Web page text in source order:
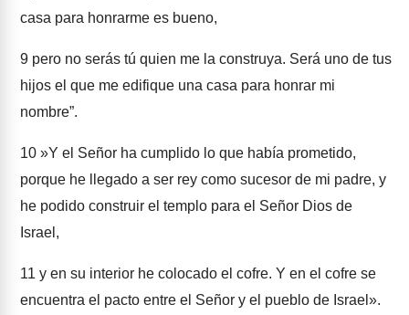
casa para honrarme es bueno,
9 pero no serás tú quien me la construya. Será uno de tus
hijos el que me edifique una casa para honrar mi
nombre”.
10 »Y el Señor ha cumplido lo que había prometido,
porque he llegado a ser rey como sucesor de mi padre, y
he podido construir el templo para el Señor Dios de
Israel,
11 y en su interior he colocado el cofre. Y en el cofre se
encuentra el pacto entre el Señor y el pueblo de Israel».